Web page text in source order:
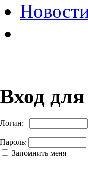
Вход
Логин:
Пароль:
Запомнить меня